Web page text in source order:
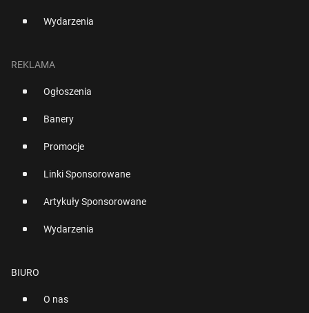
Wydarzenia
REKLAMA
Ogłoszenia
Banery
Promocje
Linki Sponsorowane
Artykuły Sponsorowane
Wydarzenia
BIURO
O nas